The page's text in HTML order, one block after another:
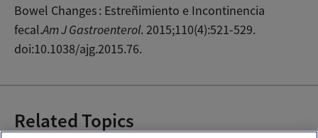
Bowel Changes : Estreñimiento e Incontinencia
fecal.Am J Gastroenterol. 2015;110(4):521-529.
doi:10.1038/ajg.2015.76.
Related Topics